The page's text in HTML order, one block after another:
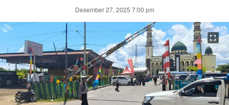
Desember 27, 2025 7:00 pm